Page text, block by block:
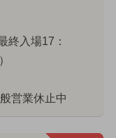
終入場17：
営業休止中